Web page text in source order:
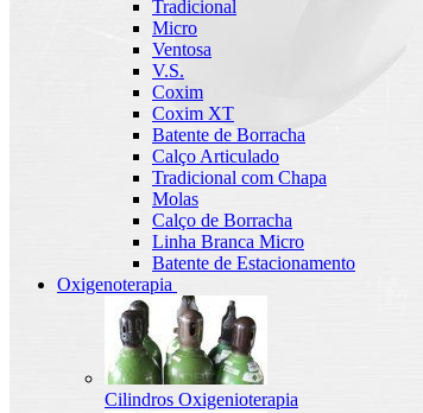
Tradicional
Micro
Ventosa
V.S.
Coxim
Coxim XT
Batente de Borracha
Calço Articulado
Tradicional com Chapa
Molas
Calço de Borracha
Linha Branca Micro
Batente de Estacionamento
Oxigenoterapia
Cilindros Oxigenioterapia